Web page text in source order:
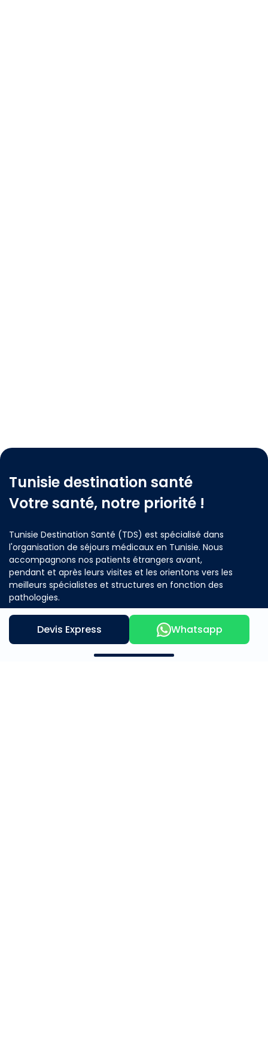
Devis Express Whatsapp
Tunisie destination santé
Votre santé, notre priorité !
Tunisie Destination Santé (TDS) est spécialisé dans
l'organisation de séjours médicaux en Tunisie. Nous
accompagnons nos patients étrangers avant,
pendant et après leurs visites et les orientons vers les
meilleurs spécialistes et structures en fonction des
pathologies.
Contactez nous